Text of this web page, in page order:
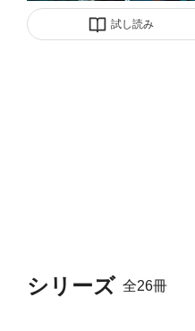
試し読み
シリーズ 全26冊